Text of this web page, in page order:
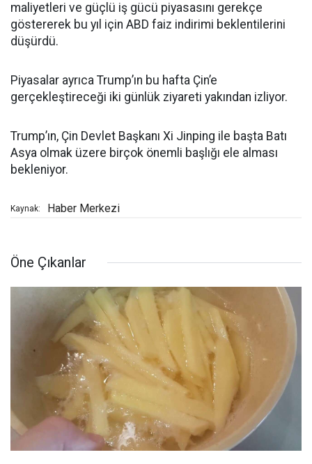
maliyetleri ve güçlü iş gücü piyasasını gerekçe
göstererek bu yıl için ABD faiz indirimi beklentilerini
düşürdü.
Piyasalar ayrıca Trump’ın bu hafta Çin’e
gerçekleştireceği iki günlük ziyareti yakından izliyor.
Trump’ın, Çin Devlet Başkanı Xi Jinping ile başta Batı
Asya olmak üzere birçok önemli başlığı ele alması
bekleniyor.
Kaynak: Haber Merkezi
Öne Çıkanlar